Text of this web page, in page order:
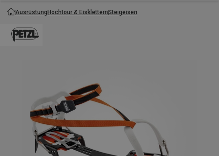
AusrüstungHochtour & EiskletternSteigeisen